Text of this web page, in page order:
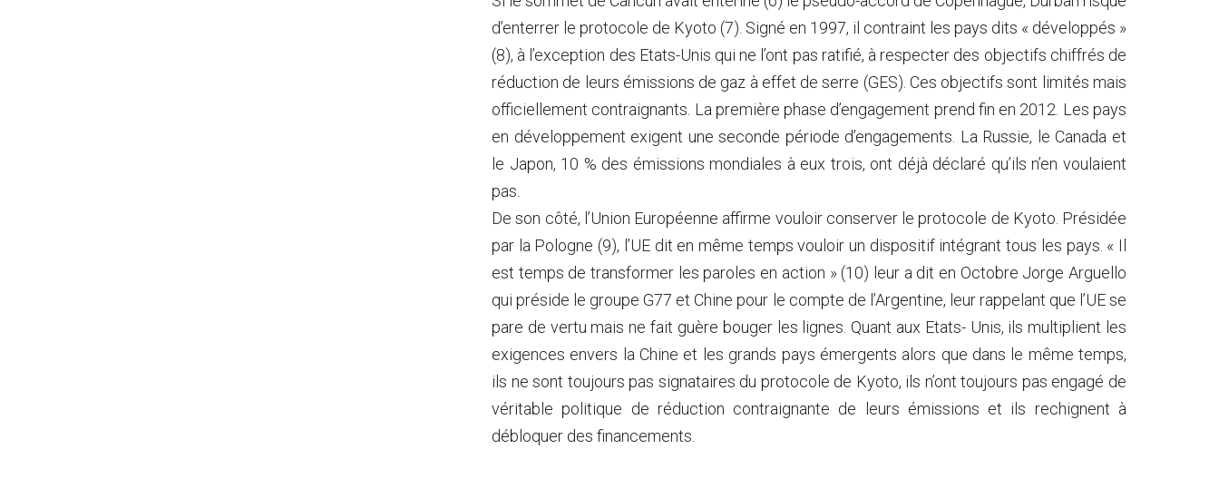
d’enterrer le protocole de Kyoto (7). Signé en 1997, il contraint les pays dits « développés »
(8), à l’exception des Etats-Unis qui ne l’ont pas ratifié, à respecter des objectifs chiffrés de
réduction de leurs émissions de gaz à effet de serre (GES). Ces objectifs sont limités mais
officiellement contraignants. La première phase d’engagement prend fin en 2012. Les pays
en développement exigent une seconde période d’engagements. La Russie, le Canada et
le Japon, 10 % des émissions mondiales à eux trois, ont déjà déclaré qu’ils n’en voulaient
pas.
De son côté, l’Union Européenne affirme vouloir conserver le protocole de Kyoto. Présidée
par la Pologne (9), l’UE dit en même temps vouloir un dispositif intégrant tous les pays. « Il
est temps de transformer les paroles en action » (10) leur a dit en Octobre Jorge Arguello
qui préside le groupe G77 et Chine pour le compte de l’Argentine, leur rappelant que l’UE se
pare de vertu mais ne fait guère bouger les lignes. Quant aux Etats- Unis, ils multiplient les
exigences envers la Chine et les grands pays émergents alors que dans le même temps,
ils ne sont toujours pas signataires du protocole de Kyoto, ils n’ont toujours pas engagé de
véritable politique de réduction contraignante de leurs émissions et ils rechignent à
débloquer des financements.